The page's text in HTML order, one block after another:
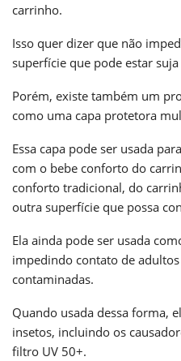
carrinho.
Isso quer dizer que não
superfície que pode estar
Porém, existe também um
como uma capa protetora
Essa capa pode ser usada
com o bebe conforto do
conforto tradicional, do
outra superfície que possa
Ela ainda pode ser usada
impedindo contato de
contaminadas.
Quando usada dessa forma,
insetos, incluindo os
filtro UV 50+.